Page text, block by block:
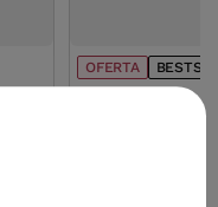
OFERTA
Szampon